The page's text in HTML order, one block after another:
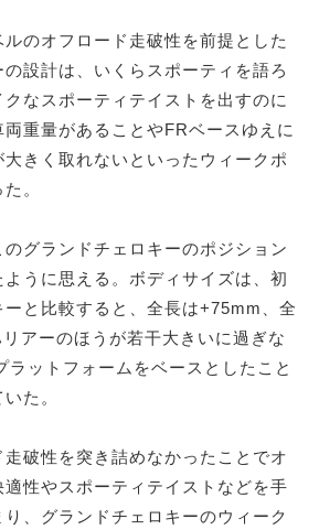
のオフロード走破性を前提とした
設計は、いくらスポーティを語ろ
なスポーティテイストを出すのに
重量があることやFRベースゆえに
きく取れないといったウィークポ
。
グランドチェロキーのポジション
うに思える。ボディサイズは、初
と比較すると、全長は+75mm、全
アーのほうが若干大きいに過ぎな
ラットフォームをベースとしたこと
た。
破性を突き詰めなかったことでオ
性やスポーティテイストなどを手
、グランドチェロキーのウィーク